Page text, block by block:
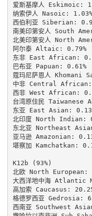
爱斯基摩人 Eskimoic:
纳索伊人 Nasoic:
西伯利亚 Siberian:
南美印第安人 South
北美印第安人 North
阿尔泰 Altaic: 0.79%
东非 East African:
巴布亚 Papuan: 0.61%
蔻玛尼萨恩人 Khomani
中非 Central African:
西非 West African:
台湾原住民
东亚 East Asian:
北印度 North Indian:
东北亚 Northeast
亚马逊 Amazonian:
堪察加 Kamchatkan:
K12b (93%)
北欧 North European:
大西洋地中海 Atlantic
高加索 Caucasus:
格德罗西亚 Gedrosia:
西南亚 Southwest